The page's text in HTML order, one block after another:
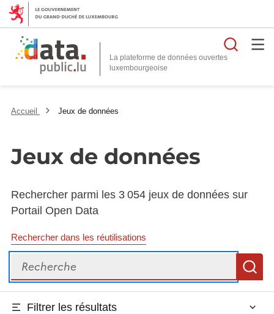
La plateforme de données ouvertes
Accueil Jeux de données
Jeux de données
Rechercher parmi les 3 054 jeux de données sur
Portail Open Data
Rechercher dans les réutilisations
Recherche
Filtrer les résultats